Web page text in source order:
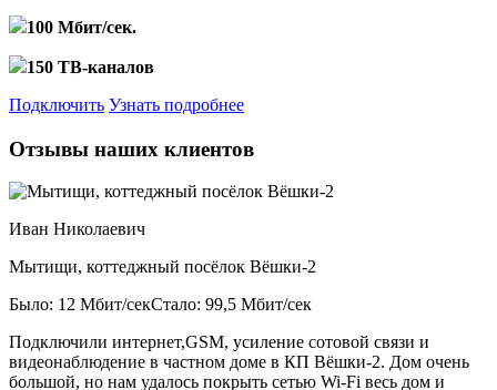
100 Мбит/сек.
150 ТВ-каналов
Подключить Узнать подробнее
Отзывы наших клиентов
Иван Николаевич
Мытищи, коттеджный посёлок Вёшки-2
Было: 12 Мбит/секСтало: 99,5 Мбит/сек
Подключили интернет,GSM, усиление сотовой связи и
видеонаблюдение в частном доме в КП Вёшки-2. Дом очень
большой, но нам удалось покрыть сетью Wi-Fi весь дом и